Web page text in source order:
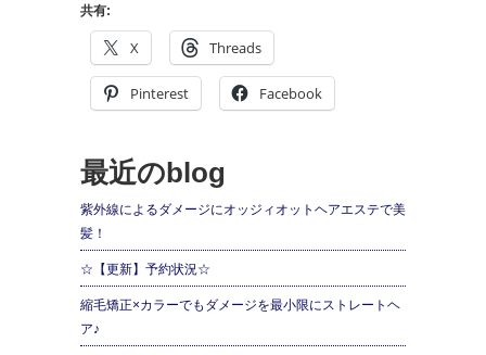
共有:
X Threads
Pinterest Facebook
最近のblog
紫外線によるダメージにオッジィオットヘアエステで美
髪！
☆【更新】予約状況☆
縮毛矯正×カラーでもダメージを最小限にストレートヘ
ア♪